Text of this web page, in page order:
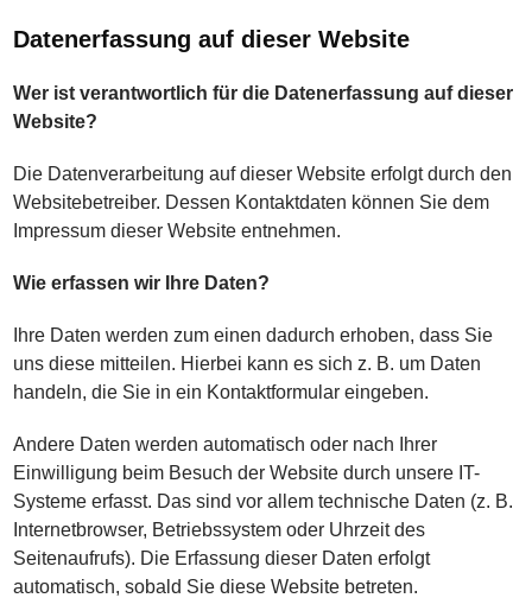
Datenerfassung auf dieser Website
Wer ist verantwortlich für die Datenerfassung auf dieser
Website?
Die Datenverarbeitung auf dieser Website erfolgt durch den
Websitebetreiber. Dessen Kontaktdaten können Sie dem
Impressum dieser Website entnehmen.
Wie erfassen wir Ihre Daten?
Ihre Daten werden zum einen dadurch erhoben, dass Sie
uns diese mitteilen. Hierbei kann es sich z. B. um Daten
handeln, die Sie in ein Kontaktformular eingeben.
Andere Daten werden automatisch oder nach Ihrer
Einwilligung beim Besuch der Website durch unsere IT-
Systeme erfasst. Das sind vor allem technische Daten (z. B.
Internetbrowser, Betriebssystem oder Uhrzeit des
Seitenaufrufs). Die Erfassung dieser Daten erfolgt
automatisch, sobald Sie diese Website betreten.